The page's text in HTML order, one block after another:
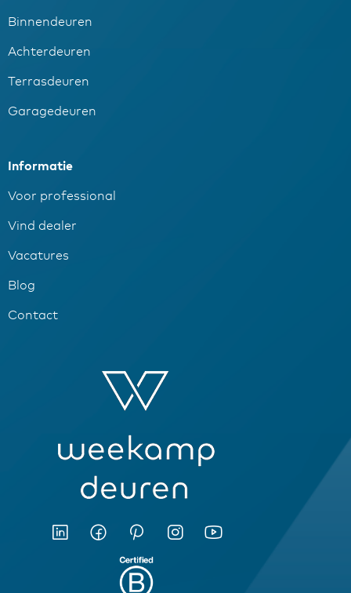
Binnendeuren
Achterdeuren
Terrasdeuren
Garagedeuren
Informatie
Voor professional
Vind dealer
Vacatures
Blog
Contact